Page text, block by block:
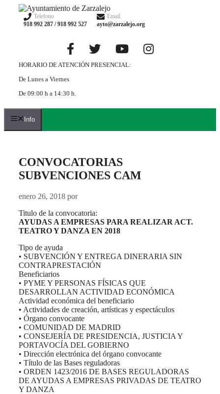
Saltar
contenido
Telefono
918 992 287 / 918 992 527
Email
ayto@zarzalejo.org
HORARIO DE ATENCIÓN PRESENCIAL:
De Lunes a Viernes
De 09:00 h a 14:30 h.
Info
CONVOCATORIAS
SUBVENCIONES CAM
enero 26, 2018 por
Titulo de la convocatoria:
AYUDAS A EMPRESAS PARA REALIZAR ACT.
TEATRO Y DANZA EN 2018
Tipo de ayuda
• SUBVENCIÓN Y ENTREGA DINERARIA SIN
CONTRAPRESTACIÓN
Beneficiarios
• PYME Y PERSONAS FÍSICAS QUE
DESARROLLAN ACTIVIDAD ECONÓMICA
Actividad económica del beneficiario
• Actividades de creación, artísticas y espectáculos
• Órgano convocante
• COMUNIDAD DE MADRID
• CONSEJERÍA DE PRESIDENCIA, JUSTICIA Y
PORTAVOCÍA DEL GOBIERNO
• Dirección electrónica del órgano convocante
• Título de las Bases reguladoras
• ORDEN 1423/2016 DE BASES REGULADORAS
DE AYUDAS A EMPRESAS PRIVADAS DE TEATRO
Y DANZA